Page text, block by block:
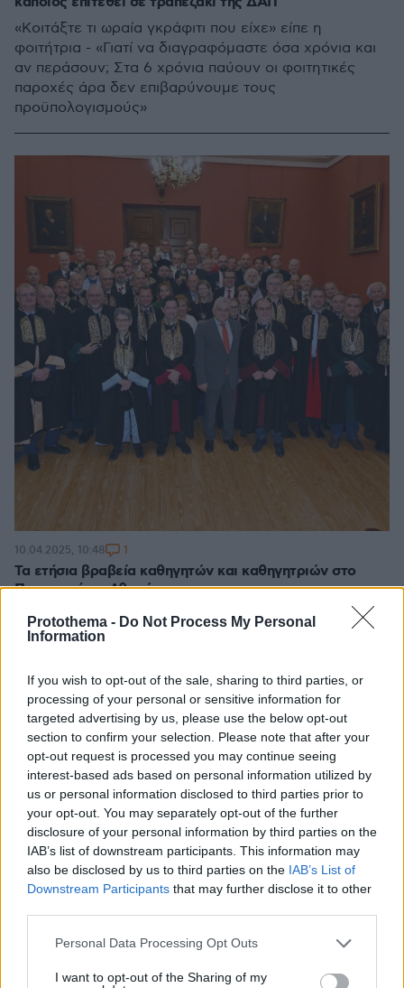
Protothema - Do Not Process My Personal
Information
If you wish to opt-out of the sale, sharing to third parties, or
processing of your personal or sensitive information for
targeted advertising by us, please use the below opt-out
section to confirm your selection. Please note that after your
opt-out request is processed you may continue seeing
interest-based ads based on personal information utilized by
us or personal information disclosed to third parties prior to
your opt-out. You may separately opt-out of the further
disclosure of your personal information by third parties on the
IAB’s list of downstream participants. This information may
also be disclosed by us to third parties on the IAB’s List of
Downstream Participants that may further disclose it to other
Please note that this website/app uses one or more Google
not limited to your visit or usage behaviour. You may click to
Personal Data Processing Opt Outs
I want to opt-out of the Sharing of my
«Κοιτάξτε τι ωραία γκράφιτι που είχε» είπε η
φοιτήτρια - «Γιατί να διαγραφόμαστε όσα χρόνια και
αν περάσουν; Στα 6 χρόνια παύουν οι φοιτητικές
παροχές άρα δεν επιβαρύνουμε τους
προϋπολογισμούς»
Τα ετήσια βραβεία καθηγητών και καθηγητριών στο
Πανεπιστήμιο Αθηνών
«Το Πανεπιστήμιό μας τιμά τα διακεκριμένα μέλη που
δίνουν πνοή στην αποστολή μας και αποδεικνύουν
ανέφερε ο Πρύτανης Γεράσιμος Σιάσος
10.04.2025, 10:48 1